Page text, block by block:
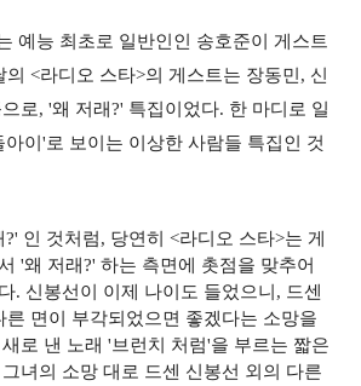
예능 최초로 일반인인 송호준이 게스트
<라디오 스타>의 게스트는 장동민, 신
로, '왜 저래?' 특집이었다. 한 마디로 일
이'로 보이는 이상한 사람들 특집인 것
인 것처럼, 당연히 <라디오 스타>는 게
'왜 저래?' 하는 측면에 촛점을 맞추어
. 신봉선이 이제 나이도 들었으니, 드센
른 면이 부각되었으면 좋겠다는 소망을
로 낸 노래 '브런치 처럼'을 부르는 짧은
녀의 소망 대로 드센 신봉선 외의 다른